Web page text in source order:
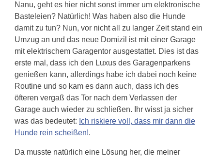
Nanu, geht es hier nicht sonst immer um elektronische
Basteleien? Natürlich! Was haben also die Hunde
damit zu tun? Nun, vor nicht all zu langer Zeit stand ein
Umzug an und das neue Domizil ist mit einer Garage
mit elektrischem Garagentor ausgestattet. Dies ist das
erste mal, dass ich den Luxus des Garagenparkens
genießen kann, allerdings habe ich dabei noch keine
Routine und so kam es dann auch, dass ich des
öfteren vergaß das Tor nach dem Verlassen der
Garage auch wieder zu schließen. Ihr wisst ja sicher
was das bedeutet: Ich riskiere voll, dass mir dann die
Hunde rein scheißen!.
Da musste natürlich eine Lösung her, die meiner